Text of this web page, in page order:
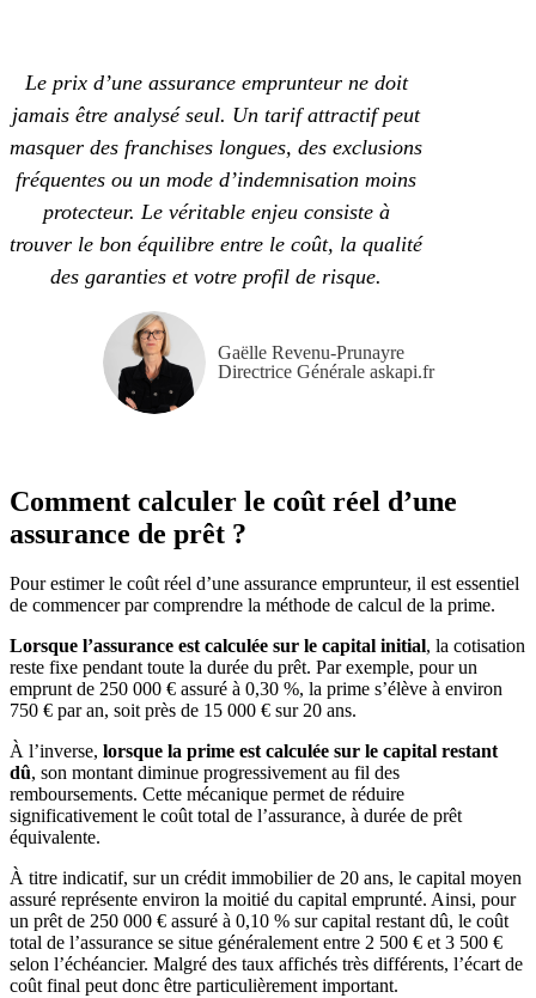
Le prix d’une assurance emprunteur ne doit
jamais être analysé seul. Un tarif attractif peut
masquer des franchises longues, des exclusions
fréquentes ou un mode d’indemnisation moins
protecteur. Le véritable enjeu consiste à
trouver le bon équilibre entre le coût, la qualité
des garanties et votre profil de risque.
Gaëlle Revenu-Prunayre
Directrice Générale askapi.fr
Comment calculer le coût réel d’une
assurance de prêt ?
Pour estimer le coût réel d’une assurance emprunteur, il est essentiel
de commencer par comprendre la méthode de calcul de la prime.
Lorsque l’assurance est calculée sur le capital initial, la cotisation
reste fixe pendant toute la durée du prêt. Par exemple, pour un
emprunt de 250 000 € assuré à 0,30 %, la prime s’élève à environ
750 € par an, soit près de 15 000 € sur 20 ans.
À l’inverse, lorsque la prime est calculée sur le capital restant
dû, son montant diminue progressivement au fil des
remboursements. Cette mécanique permet de réduire
significativement le coût total de l’assurance, à durée de prêt
équivalente.
À titre indicatif, sur un crédit immobilier de 20 ans, le capital moyen
assuré représente environ la moitié du capital emprunté. Ainsi, pour
un prêt de 250 000 € assuré à 0,10 % sur capital restant dû, le coût
total de l’assurance se situe généralement entre 2 500 € et 3 500 €
selon l’échéancier. Malgré des taux affichés très différents, l’écart de
coût final peut donc être particulièrement important.